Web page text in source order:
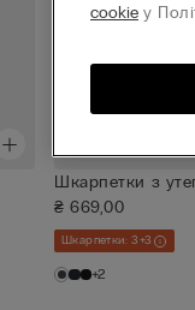
Шкарпетки з
₴ 669,00
Шкарпетки: 3+3
+2
cookie у